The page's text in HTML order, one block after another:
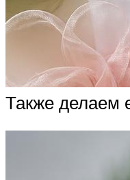
Также делаем